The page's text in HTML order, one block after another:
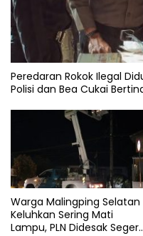
Peredaran Rokok Ilegal
Polisi dan Bea Cukai
Warga Malingping Selatan
Keluhkan Sering Mati
Lampu, PLN Didesak